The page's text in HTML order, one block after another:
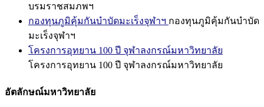
บรมราชสมภพฯ
กองทุนภูมิคุ้มกันบำบัดมะเร็งจุฬาฯ กองทุนภูมิคุ้มกันบำบัด
มะเร็งจุฬาฯ
โครงการอุทยาน 100 ปี จุฬาลงกรณ์มหาวิทยาลัย
โครงการอุทยาน 100 ปี จุฬาลงกรณ์มหาวิทยาลัย
อัตลักษณ์มหาวิทยาลัย